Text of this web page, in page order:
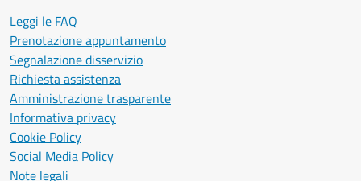
Leggi le FAQ
Prenotazione appuntamento
Segnalazione disservizio
Richiesta assistenza
Amministrazione trasparente
Informativa privacy
Cookie Policy
Social Media Policy
Note legali